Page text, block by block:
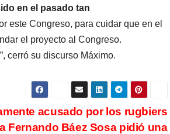
en el pasado tan
este Congreso, para cuidar que en el
el proyecto al Congreso.
cerró su discurso Máximo.
acusado por los rugbiers
Fernando Báez Sosa pidió una